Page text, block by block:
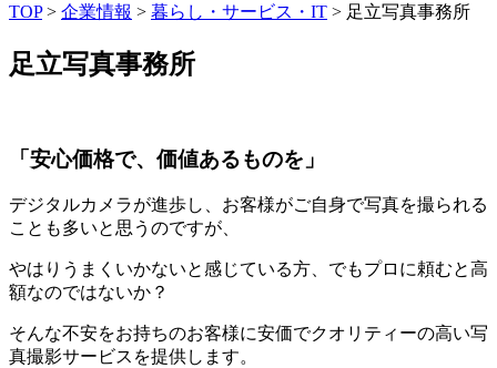
TOP> 企業情報 > 暮らし・サービス・IT > 足立写真事務所
足立写真事務所
「安心価格で、価値あるものを」
デジタルカメラが進歩し、お客様がご自身で写真を撮られる
ことも多いと思うのですが、
やはりうまくいかないと感じている方、でもプロに頼むと高
額なのではないか？
そんな不安をお持ちのお客様に安価でクオリティーの高い写
真撮影サービスを提供します。